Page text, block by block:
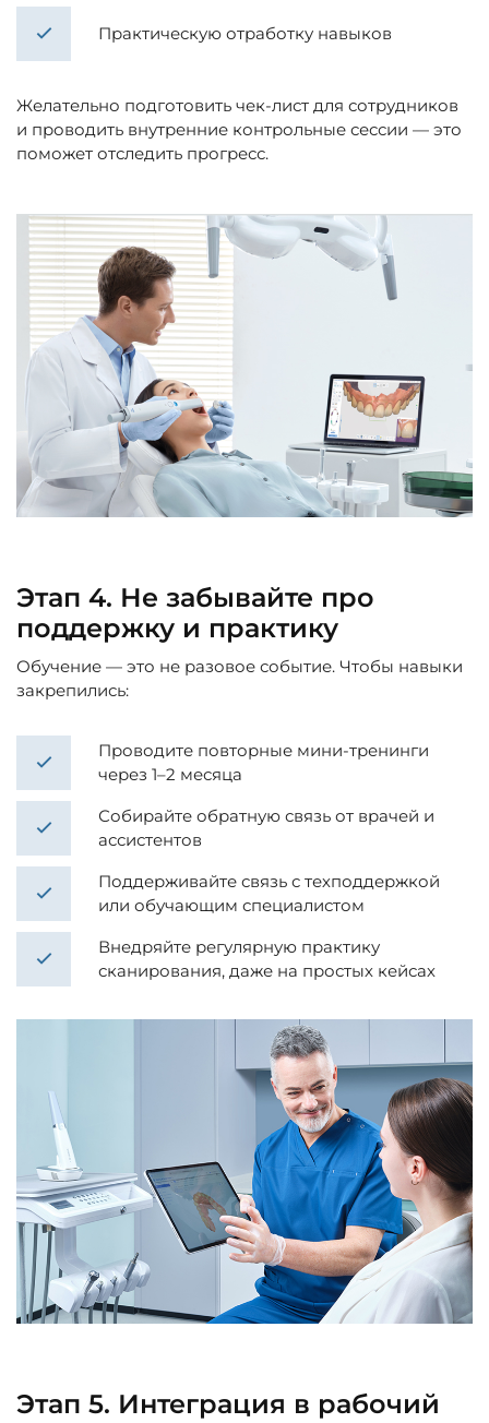
Практическую отработку навыков
Желательно подготовить чек-лист для сотрудников
и проводить внутренние контрольные сессии — это
поможет отследить прогресс.
Этап 4. Не забывайте про
поддержку и практику
Обучение — это не разовое событие. Чтобы навыки
закрепились:
Проводите повторные мини-тренинги
через 1–2 месяца
Собирайте обратную связь от врачей и
ассистентов
Поддерживайте связь с техподдержкой
или обучающим специалистом
Внедряйте регулярную практику
сканирования, даже на простых кейсах
Этап 5. Интеграция в рабочий